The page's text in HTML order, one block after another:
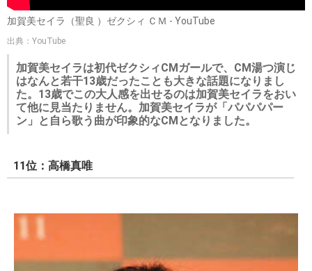
加賀美セイラ（聖良 ）ゼクシィ ＣＭ - YouTube
出典：YouTube
加賀美セイラは初代ゼクシィCMガールで、CM湯つ演じ
はなんと若干13歳だったことも大きな話題になりまし
た。13歳でこの大人感を出せるのは加賀美セイラをおい
て他に見当たりません。加賀美セイラが「パパパパー
ン」と自ら歌う曲が印象的なCMとなりました。
11位：高橋真唯